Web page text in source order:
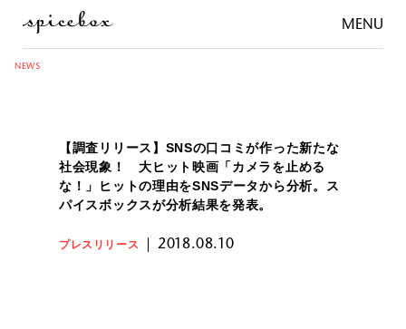
MENU
NEWS
【調査リリース】SNSの口コミが作った新たな
社会現象！ 大ヒット映画「カメラを止める
な！」ヒットの理由をSNSデータから分析。ス
パイスボックスが分析結果を発表。
プレスリリース 2018.08.10